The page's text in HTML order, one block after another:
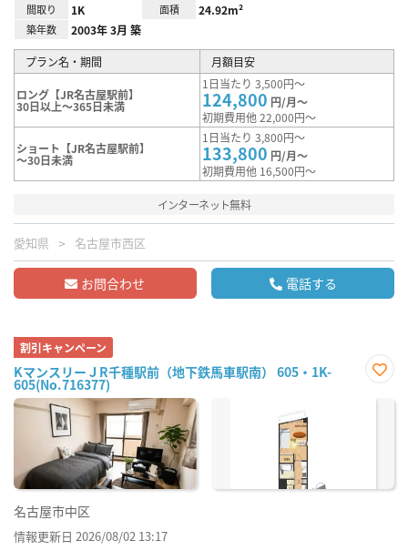
間取り 1K 面積 24.92m²
築年数 2003年 3月 築
プラン名・期間 月額目安
ロング【JR名古屋駅前】
30日以上～365日未満
1日当たり 3,500円～
124,800 円/月～
初期費用他 22,000円～
ショート【JR名古屋駅前】
～30日未満
1日当たり 3,800円～
133,800 円/月～
初期費用他 16,500円～
インターネット無料
愛知県 名古屋市西区
お問合わせ 電話する
割引キャンペーン
KマンスリーＪR千種駅前（地下鉄馬車駅南） 605・1K-
605(No.716377)
に入
名古屋市中区
情報更新日 2026/08/02 13:17